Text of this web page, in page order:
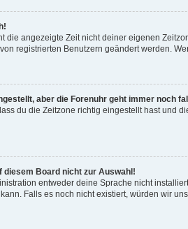
die angezeigte Zeit nicht deiner eigenen
registrierten Benutzern geändert werden.
aber die Forenuhr geht immer noch
du die Zeitzone richtig eingestellt hast und
diesem Board nicht zur Auswahl!
entweder deine Sprache nicht
Falls es noch nicht existiert, würden wir